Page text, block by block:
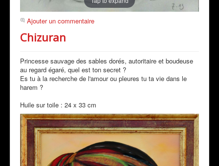
Ajouter un commentaire
Chizuran
Princesse sauvage des sables dorés, autoritaire et boudeuse
au regard égaré, quel est ton secret ?
Es tu à la recherche de l'amour ou pleures tu ta vie dans le
harem ?
Huile sur toile : 24 x 33 cm